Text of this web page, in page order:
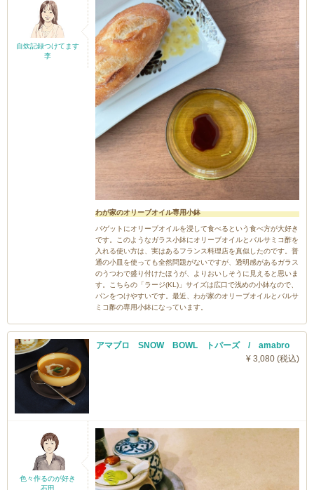
自炊記録つけてます
李
わが家のオリーブオイル専用小鉢
バゲットにオリーブオイルを浸して食べるという食べ方が大好き
です。このようなガラス小鉢にオリーブオイルとバルサミコ酢を
入れる使い方は、実はあるフランス料理店を真似したのです。普
通の小皿を使っても全然問題がないですが、透明感があるガラス
のうつわで盛り付けたほうが、よりおいしそうに見えると思いま
す。こちらの「ラージ(KL)」サイズは広口で浅めの小鉢なので、
パンをつけやすいです。最近、わが家のオリーブオイルとバルサ
ミコ酢の専用小鉢になっています。
アマブロ SNOW BOWL トパーズ / amabro
¥ 3,080 (税込)
色々作るのが好き
石田